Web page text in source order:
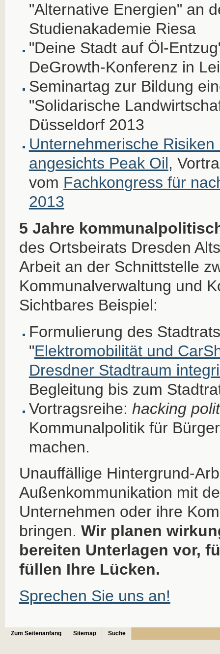
"Alternative Energien" an
Studienakademie Riesa
"Deine Stadt auf Öl-
DeGrowth-Konferenz in
Seminartag zur Bildung
"Solidarische
Düsseldorf 2013
Unternehmerische
angesichts Peak Oil,
vom Fachkongress für
2013
5 Jahre
des Ortsbeirats Dresden
Arbeit an der Schnittstelle
Kommunalverwaltung und
Sichtbares Beispiel:
Formulierung des
"Elektromobilität und
Dresdner Stadtraum
Begleitung bis zum
Vortragsreihe: hacking
Kommunalpolitik für
machen.
Unauffällige Hintergrund-
Außenkommunikation mit
Unternehmen oder ihre
bringen. Wir planen
bereiten Unterlagen vor,
füllen Ihre Lücken.
Sprechen Sie uns an!
Zum Seitenanfang Sitemap Suche